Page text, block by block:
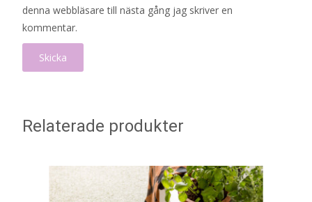
denna webbläsare till nästa gång jag skriver en
kommentar.
Relaterade produkter